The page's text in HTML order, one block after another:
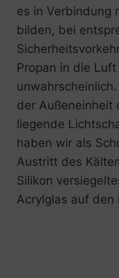
es in Verbindung
bilden, bei
Propan in die
der Außeneinheit
liegende
haben wir als
Austritt des
Silikon
Acrylglas auf den